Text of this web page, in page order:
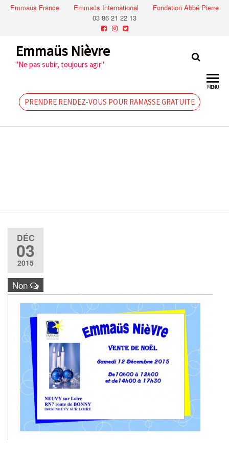
Emmaüs France Emmaüs International
Fondation Abbé Pierre
03 86 21 22 13
Emmaüs Nièvre
"Ne pas subir, toujours agir"
PRENDRE RENDEZ-VOUS POUR RAMASSE GRATUITE
MENU
DÉC
03
2015
Non